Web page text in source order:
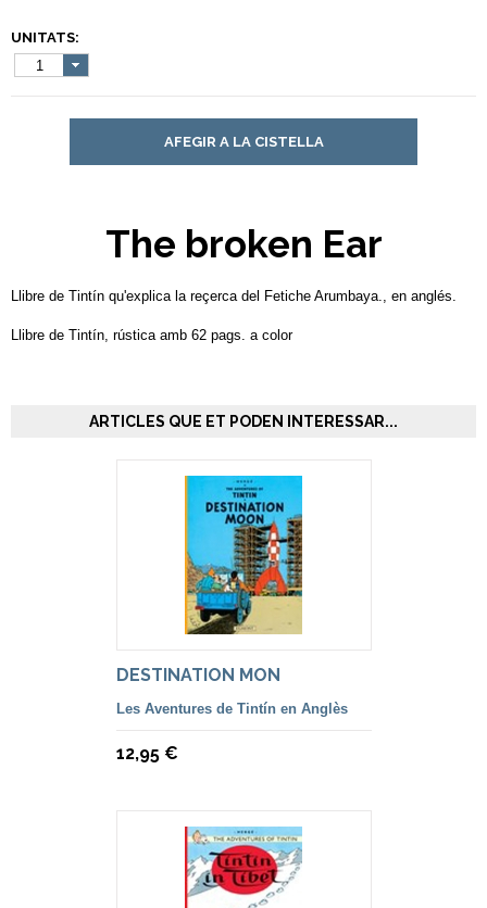
UNITATS:
1
AFEGIR A LA CISTELLA
The broken Ear
Llibre de Tintín qu'explica la reçerca del Fetiche Arumbaya., en anglés.
Llibre de Tintín, rústica amb 62 pags. a color
ARTICLES QUE ET PODEN INTERESSAR...
DESTINATION MON
Les Aventures de Tintín en Anglès
12,95 €